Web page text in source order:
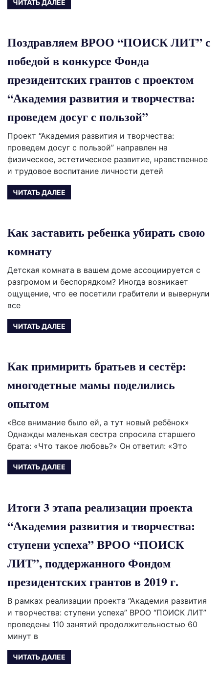
ЧИТАТЬ ДАЛЕЕ
Поздравляем ВРОО “ПОИСК ЛИТ” с
победой в конкурсе Фонда
президентских грантов с проектом
“Академия развития и творчества:
проведем досуг с пользой”
Проект “Академия развития и творчества:
проведем досуг с пользой” направлен на
физическое, эстетическое развитие, нравственное
и трудовое воспитание личности детей
ЧИТАТЬ ДАЛЕЕ
Как заставить ребенка убирать свою
комнату
Детская комната в вашем доме ассоциируется с
разгромом и беспорядком? Иногда возникает
ощущение, что ее посетили грабители и вывернули
все
ЧИТАТЬ ДАЛЕЕ
Как примирить братьев и сестёр:
многодетные мамы поделились
опытом
«Все внимание было ей, а тут новый ребёнок»
Однажды маленькая сестра спросила старшего
брата: «Что такое любовь?» Он ответил: «Это
ЧИТАТЬ ДАЛЕЕ
Итоги 3 этапа реализации проекта
“Академия развития и творчества:
ступени успеха” ВРОО “ПОИСК
ЛИТ”, поддержанного Фондом
президентских грантов в 2019 г.
В рамках реализации проекта “Академия развития
и творчества: ступени успеха” ВРОО “ПОИСК ЛИТ”
проведены 110 занятий продолжительностью 60
минут в
ЧИТАТЬ ДАЛЕЕ